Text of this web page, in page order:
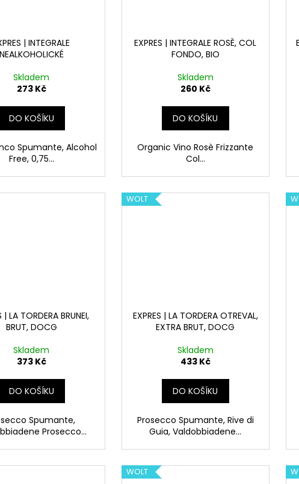
| INTEGRALE
NEALKOHOLICKÉ
Skladem
273 Kč
DO KOŠÍKU
Spumante, Alcohol
Free, 0,75...
EXPRES | INTEGRALE ROSÈ, COL
FONDO, BIO
Skladem
260 Kč
DO KOŠÍKU
Organic Vino Rosè Frizzante
Col...
| LA TORDERA BRUNEI,
BRUT, DOCG
Skladem
373 Kč
DO KOŠÍKU
Spumante,
Prosecco...
WOLT
EXPRES | LA TORDERA OTREVAL,
EXTRA BRUT, DOCG
Skladem
433 Kč
DO KOŠÍKU
Prosecco Spumante, Rive di
Guia, Valdobbiadene...
WOLT